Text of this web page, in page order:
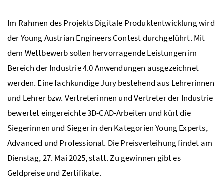
Im Rahmen des Projekts Digitale Produktentwicklung wird
der Young Austrian Engineers Contest durchgeführt. Mit
dem Wettbewerb sollen hervorragende Leistungen im
Bereich der Industrie 4.0 Anwendungen ausgezeichnet
werden. Eine fachkundige Jury bestehend aus Lehrerinnen
und Lehrer bzw. Vertreterinnen und Vertreter der Industrie
bewertet eingereichte 3D-CAD-Arbeiten und kürt die
Siegerinnen und Sieger in den Kategorien Young Experts,
Advanced und Professional. Die Preisverleihung findet am
Dienstag, 27. Mai 2025, statt. Zu gewinnen gibt es
Geldpreise und Zertifikate.